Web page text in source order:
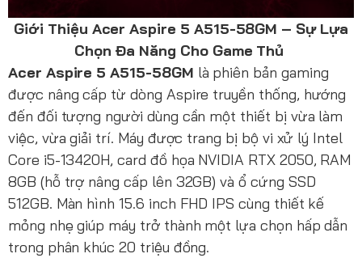
Giới Thiệu Acer Aspire 5 A515-58GM – Sự Lựa
Chọn Đa Năng Cho Game Thủ
Acer Aspire 5 A515-58GM là phiên bản gaming
được nâng cấp từ dòng Aspire truyền thống, hướng
đến đối tượng người dùng cần một thiết bị vừa làm
việc, vừa giải trí. Máy được trang bị bộ vi xử lý Intel
Core i5-13420H, card đồ họa NVIDIA RTX 2050, RAM
8GB (hỗ trợ nâng cấp lên 32GB) và ổ cứng SSD
512GB. Màn hình 15.6 inch FHD IPS cùng thiết kế
mỏng nhẹ giúp máy trở thành một lựa chọn hấp dẫn
trong phân khúc 20 triệu đồng.